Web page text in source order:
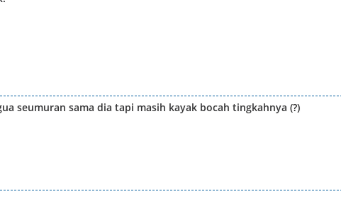
seumuran sama dia tapi masih kayak bocah tingkahnya (?)